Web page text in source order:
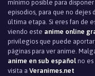
mínimo posible para
episodios, para que no dejes
última etapa. Si eres fan de
viendo este anime online
privilegios que puede
páginas para ver anime.
anime en sub español no
visita a Veranimes.net